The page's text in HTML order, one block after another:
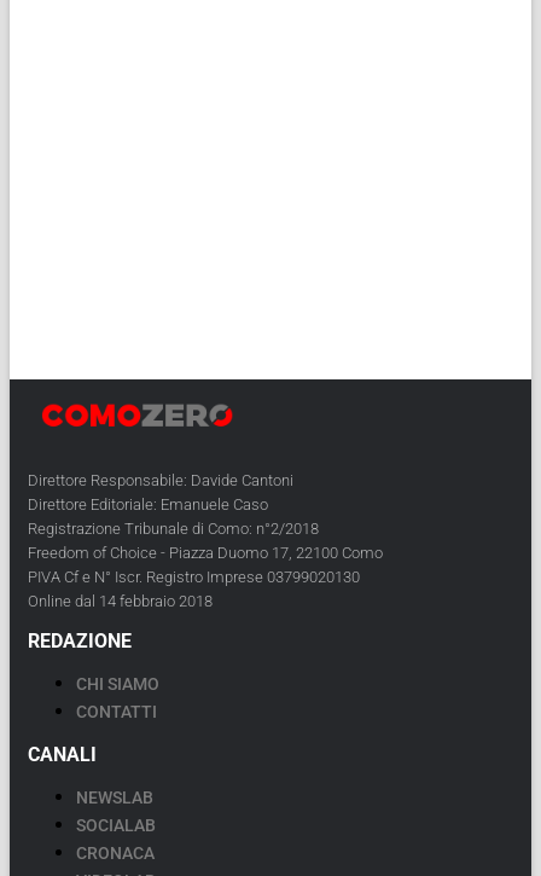
Direttore Responsabile: Davide Cantoni
Direttore Editoriale: Emanuele Caso
Registrazione Tribunale di Como: n°2/2018
Freedom of Choice - Piazza Duomo 17, 22100 Como
PIVA Cf e N° Iscr. Registro Imprese 03799020130
Online dal 14 febbraio 2018
REDAZIONE
CHI SIAMO
CONTATTI
CANALI
NEWSLAB
SOCIALAB
CRONACA